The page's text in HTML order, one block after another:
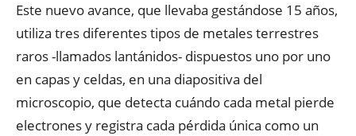
Este nuevo avance, que llevaba gestándose 15 años,
utiliza tres diferentes tipos de metales terrestres
raros -llamados lantánidos- dispuestos uno por uno
en capas y celdas, en una diapositiva del
microscopio, que detecta cuándo cada metal pierde
electrones y registra cada pérdida única como un